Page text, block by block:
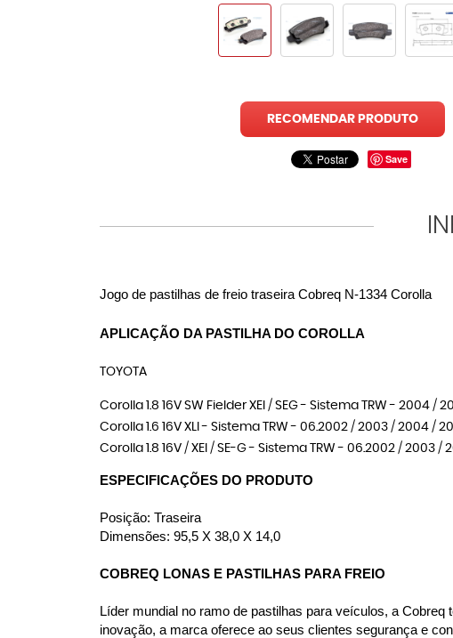
RECOMENDAR PRODUTO
Save
Jogo de pastilhas de freio traseira Cobreq N-1334 Corolla
APLICAÇÃO DA PASTILHA DO COROLLA
TOYOTA
Corolla 1.8 16V SW Fielder XEI / SEG - Sistema TRW - 2004 /
Corolla 1.6 16V XLI - Sistema TRW - 06.2002 / 2003 / 2004 /
Corolla 1.8 16V / XEI / SE-G - Sistema TRW - 06.2002 / 2003
ESPECIFICAÇÕES DO PRODUTO
Posição: Traseira
Dimensões: 95,5 X 38,0 X 14,0
COBREQ LONAS E PASTILHAS PARA FREIO
Líder mundial no ramo de pastilhas para veículos, a
inovação, a marca oferece ao seus clientes segurança e